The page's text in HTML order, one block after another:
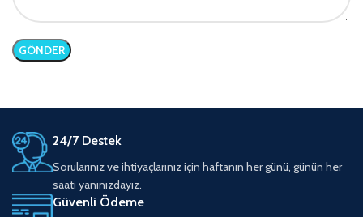
24/7 Destek
Sorularınız ve ihtiyaçlarınız için haftanın her günü, günün her
saati yanınızdayız.
Güvenli Ödeme